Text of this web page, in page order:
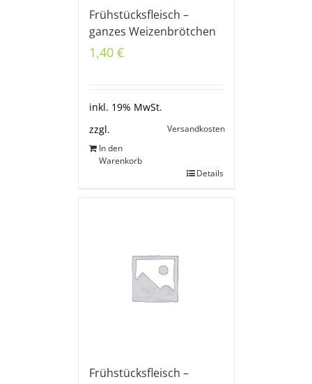
Frühstücksfleisch –
ganzes Weizenbrötchen
1,40 €
inkl. 19% MwSt.
zzgl.
Versandkosten
In den
Warenkorb
Details
Frühstücksfleisch –